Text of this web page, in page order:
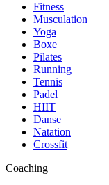
Fitness
Musculation
Yoga
Boxe
Pilates
Running
Tennis
Padel
HIIT
Danse
Natation
Crossfit
Coaching